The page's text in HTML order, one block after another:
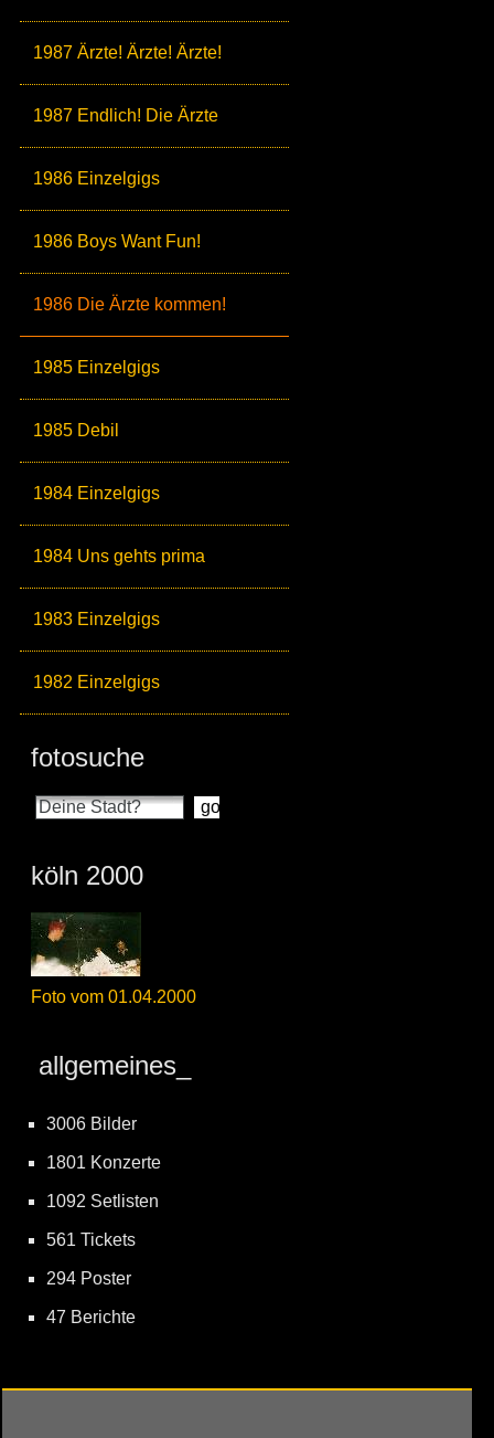
1987 Ärzte! Ärzte! Ärzte!
1987 Endlich! Die Ärzte
1986 Einzelgigs
1986 Boys Want Fun!
1986 Die Ärzte kommen!
1985 Einzelgigs
1985 Debil
1984 Einzelgigs
1984 Uns gehts prima
1983 Einzelgigs
1982 Einzelgigs
fotosuche
köln 2000
Foto vom 01.04.2000
allgemeines_
3006 Bilder
1801 Konzerte
1092 Setlisten
561 Tickets
294 Poster
47 Berichte